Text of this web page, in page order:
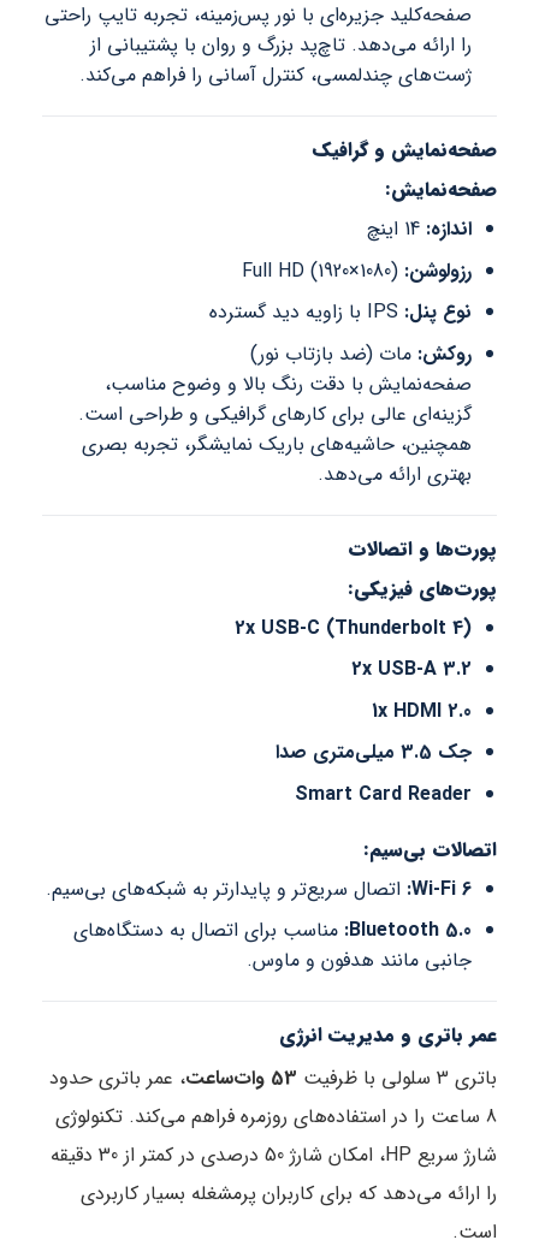
صفحه‌کلید جزیره‌ای با نور پس‌زمینه، تجربه تایپ راحتی
را ارائه می‌دهد. تاچ‌پد بزرگ و روان با پشتیبانی از
ژست‌های چندلمسی، کنترل آسانی را فراهم می‌کند.
صفحه‌نمایش و گرافیک
صفحه‌نمایش:
اندازه:
رزولوشن:
نوع پنل:
روکش: مات (ضد بازتاب نور)
صفحه‌نمایش با دقت رنگ بالا و وضوح مناسب،
گزینه‌ای عالی برای کارهای گرافیکی و طراحی است.
همچنین، حاشیه‌های باریک نمایشگر، تجربه بصری
بهتری ارائه می‌دهد.
پورت‌ها و اتصالات
پورت‌های فیزیکی:
2x USB-C (Thunderbolt 4)
2x USB-A 3.2
1x HDMI 2.0
جک 3.5 میلی‌متری صدا
Smart Card Reader
اتصالات بی‌سیم:
Wi-Fi 6: اتصال سریع‌تر و پایدارتر به شبکه‌های بی‌سیم.
Bluetooth 5.0: مناسب برای اتصال به دستگاه‌های
جانبی مانند هدفون و ماوس.
عمر باتری و مدیریت انرژی
باتری 3 سلولی با ظرفیت
53 وات‌ساعت
، عمر باتری حدود
8 ساعت را در استفاده‌های روزمره فراهم می‌کند. تکنولوژی
شارژ سریع HP، امکان شارژ 50 درصدی در کمتر از 30 دقیقه
را ارائه می‌دهد که برای کاربران پرمشغله بسیار کاربردی
است.